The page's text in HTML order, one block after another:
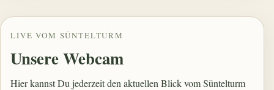
LIVE VOM SÜNTELTURM
Unsere Webcam
Hier kannst Du jederzeit den aktuellen Blick vom Süntelturm